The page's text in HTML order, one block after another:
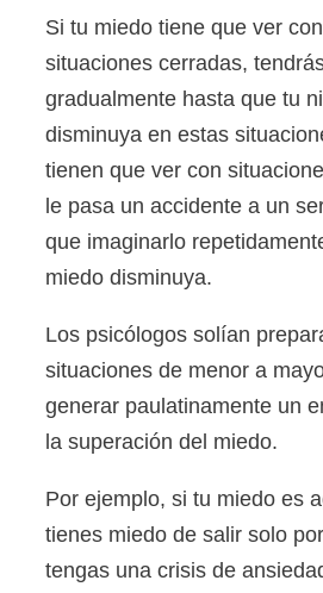
Si tu miedo tiene que ver
situaciones cerradas,
gradualmente hasta que tu
disminuya en estas
tienen que ver con
le pasa un accidente a un
que imaginarlo
miedo disminuya.
Los psicólogos solían
situaciones de menor a
generar paulatinamente un
la superación del miedo.
Por ejemplo, si tu miedo es
tienes miedo de salir solo
tengas una crisis de